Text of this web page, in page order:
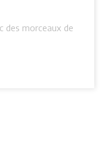
des morceaux de